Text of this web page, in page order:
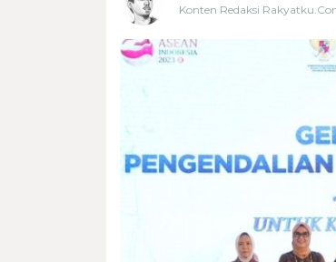
Konten Redaksi